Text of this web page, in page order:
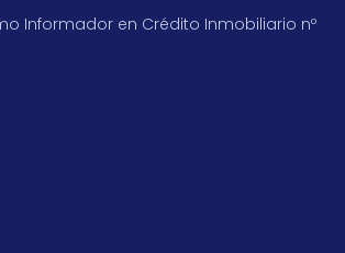
Informador en Crédito Inmobiliario nº